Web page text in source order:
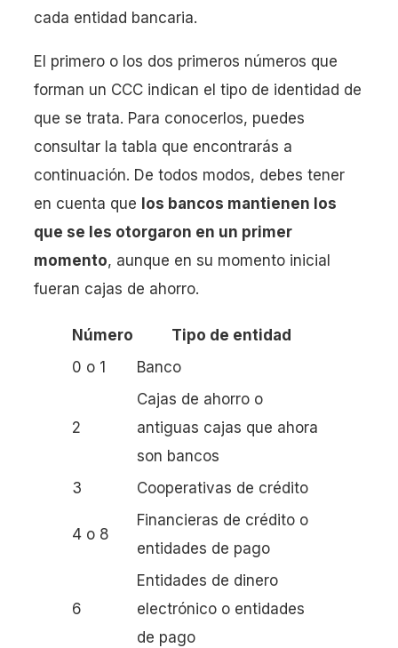
cada entidad bancaria.
El primero o los dos primeros números que
forman un CCC indican el tipo de identidad de
que se trata. Para conocerlos, puedes
consultar la tabla que encontrarás a
continuación. De todos modos, debes tener
en cuenta que los bancos mantienen los
que se les otorgaron en un primer
momento, aunque en su momento inicial
fueran cajas de ahorro.
Número
Tipo de entidad
0 o 1
Banco
2
Cajas de ahorro o
antiguas cajas que ahora
son bancos
3
Cooperativas de crédito
4 o 8
Financieras de crédito o
entidades de pago
6
Entidades de dinero
electrónico o entidades
de pago